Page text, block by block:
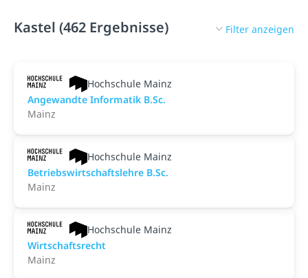
Kastel (462 Ergebnisse) Filter anzeigen
Hochschule Mainz
An­ge­wand­te Informatik B.Sc.
Mainz
Hochschule Mainz
Betriebswirtschaftslehre B.Sc.
Mainz
Hochschule Mainz
Wirtschaftsrecht
Mainz